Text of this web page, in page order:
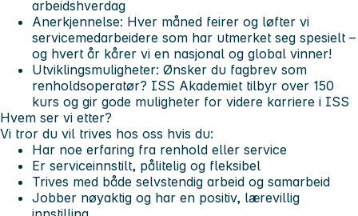
arbeidshverdag
Anerkjennelse: Hver måned feirer og løfter vi
servicemedarbeidere som har utmerket seg spesielt –
og hvert år kårer vi en nasjonal og global vinner!
Utviklingsmuligheter: Ønsker du fagbrev som
renholdsoperatør? ISS Akademiet tilbyr over 150
kurs og gir gode muligheter for videre karriere i ISS
Hvem ser vi etter?
Vi tror du vil trives hos oss hvis du:
Har noe erfaring fra renhold eller service
Er serviceinnstilt, pålitelig og fleksibel
Trives med både selvstendig arbeid og samarbeid
Jobber nøyaktig og har en positiv, lærevillig